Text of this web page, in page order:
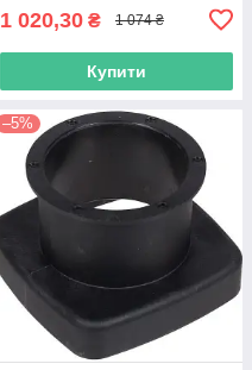
1 020,30 ₴ 1 074 ₴
Купити
–5%